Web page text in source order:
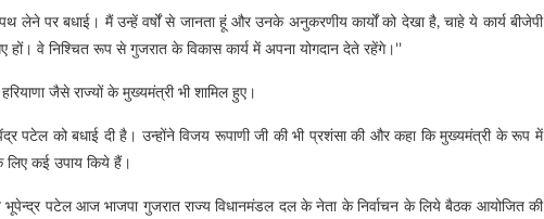
लेने पर बधाई। मैं उन्हें वर्षों से जानता हूं और उनके अनुकरणीय कार्यों को देखा है, चाहे ये कार्य बीजेपी
वे निश्चित रूप से गुजरात के विकास कार्य में अपना योगदान देते रहेंगे।’’
जैसे राज्यों के मुख्यमंत्री भी शामिल हुए।
पटेल को बधाई दी है। उन्होंने विजय रूपाणी जी की भी प्रशंसा की और कहा कि मुख्यमंत्री के रूप में
लिए कई उपाय किये हैं।
ने भूपेन्द्र पटेल आज भाजपा गुजरात राज्य विधानमंडल दल के नेता के निर्वाचन के लिये बैठक आयोजित की